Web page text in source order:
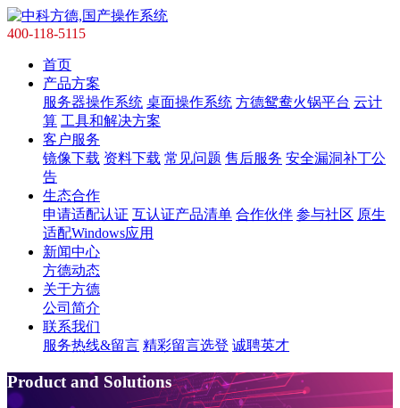
400-118-5115
首页
产品方案
服务器操作系统 桌面操作系统 方德鸳鸯火锅平台 云计
算 工具和解决方案
客户服务
镜像下载 资料下载 常见问题 售后服务 安全漏洞补丁公
告
生态合作
申请适配认证 互认证产品清单 合作伙伴 参与社区 原生
适配Windows应用
新闻中心
方德动态
关于方德
公司简介
联系我们
服务热线&留言 精彩留言选登 诚聘英才
Product and Solutions